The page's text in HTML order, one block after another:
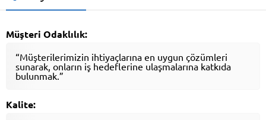
Müşteri Odaklılık:
“Müşterilerimizin ihtiyaçlarına en uygun çözümleri
sunarak, onların iş hedeflerine ulaşmalarına katkıda
bulunmak.”
Kalite: